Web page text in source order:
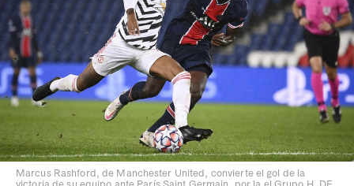
Marcus Rashford, de Manchester United, convierte el gol de la